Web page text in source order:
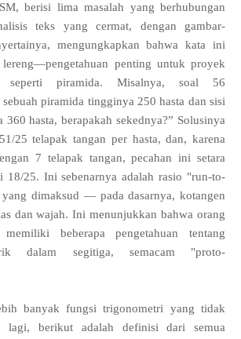
berisi lima masalah yang berhubungan
teks yang cermat, dengan gambar-
mengungkapkan bahwa kata ini
penting untuk proyek
seperti piramida. Misalnya, soal 56
piramida tingginya 250 hasta dan sisi
360 hasta, berapakah sekednya?” Solusinya
25 telapak tangan per hasta, dan, karena
7 telapak tangan, pecahan ini setara
18/25. Ini sebenarnya adalah rasio "run-to-
dimaksud — pada dasarnya, kotangen
dan wajah. Ini menunjukkan bahwa orang
beberapa pengetahuan tentang
dalam segitiga, semacam "proto-
banyak fungsi trigonometri yang tidak
lagi, berikut adalah definisi dari semua